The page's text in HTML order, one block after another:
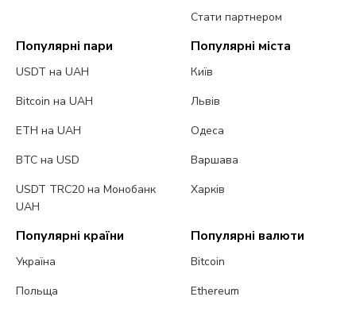
Стати партнером
Популярні пари
USDT на UAH
Bitcoin на UAH
ETH на UAH
BTC на USD
USDT TRC20 на Монобанк
UAH
Популярні міста
Київ
Львів
Одеса
Варшава
Харків
Популярні країни
Україна
Польща
Популярні валюти
Bitcoin
Ethereum